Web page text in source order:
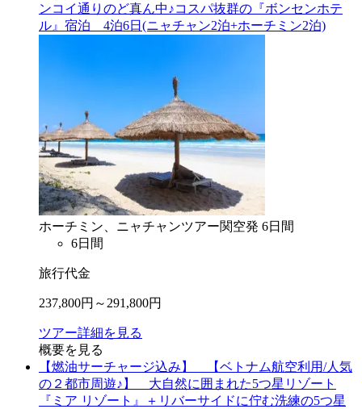
ンコイ通りのど真ん中♪コスパ抜群の『ボンセンホテ
ル』宿泊 4泊6日(ニャチャン2泊+ホーチミン2泊)
ホーチミン、ニャチャンツアー関空発 6日間
6日間
旅行代金
237,800円～ 291,800円
ツアー詳細を見る
概要を見る
【燃油サーチャージ込み】 【ベトナム航空利用/人気
の２都市周遊♪】 大自然に囲まれた5つ星リゾート
『ミア リゾート』＋リバーサイドに佇む洗練の5つ星